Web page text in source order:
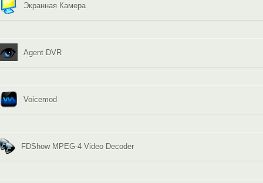
Экранная Камера
Agent DVR
Voicemod
FDShow MPEG-4 Video Decoder